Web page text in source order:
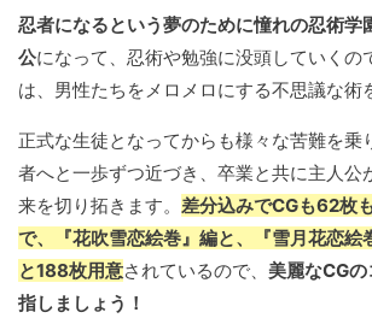
忍者になるという夢のために憧れの忍術学
公になって、忍術や勉強に没頭していくの
は、男性たちをメロメロにする不思議な術
正式な生徒となってからも様々な苦難を乗
者へと一歩ずつ近づき、卒業と共に主人公
来を切り拓きます。 差分込みでCGも62枚
で、『花吹雪恋絵巻』編と、『雪月花恋絵
と188枚用意されているので、 美麗なCG
指しましょう！